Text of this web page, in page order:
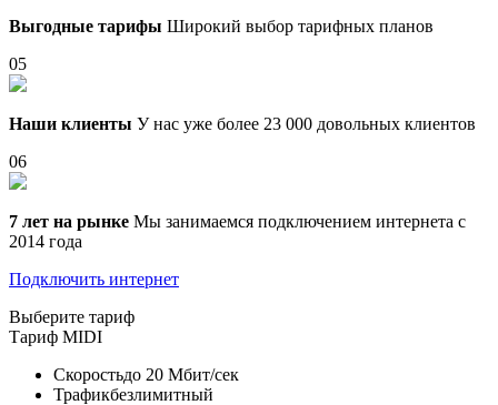
Выгодные тарифы Широкий выбор тарифных планов
05
Наши клиенты У нас уже более 23 000 довольных клиентов
06
7 лет на рынке Мы занимаемся подключением интернета с
2014 года
Подключить интернет
Выберите тариф
Тариф MIDI
Скоростьдо 20 Мбит/сек
Трафикбезлимитный